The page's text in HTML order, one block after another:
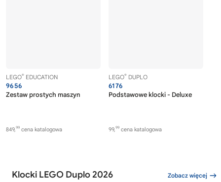
LEGO® EDUCATION
9656
Zestaw prostych maszyn
849,99 cena katalogowa
LEGO® DUPLO
6176
Podstawowe klocki - Deluxe
99,99 cena katalogowa
Klocki LEGO Duplo 2026 Zobacz więcej